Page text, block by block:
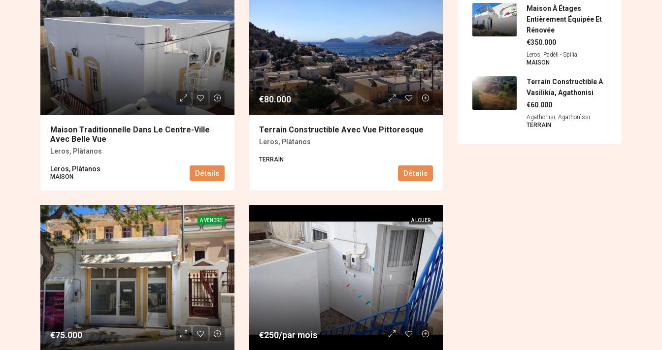
Maison Traditionnelle Dans Le Centre-Ville
Avec Belle Vue
Leros, Plàtanos
Leros, Plàtanos
MAISON Détails
€80.000
Terrain Constructible Avec Vue Pittoresque
Leros, Plàtanos
ΤERRAIN
Détails
A VENDRE
€75.000
A LOUER
€250/par mois
Maison À Étages
Entièrement Équipée Et
Rénovée
€350.000
Leros, Padèli - Spìlia
MAISON
Terrain Constructible À
Vasilikia, Agathonisi
€60.000
Agathonisi, Agathonìssi
ΤERRAIN